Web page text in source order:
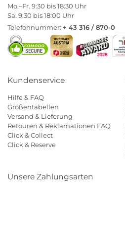
Mo.–Fr. 9:30 bis 18:30 Uhr
Sa. 9:30 bis 18:00 Uhr
Telefonnummer: + 43 316 / 870-0
Kundenservice
Hilfe & FAQ
Größentabellen
Versand & Lieferung
Retouren & Reklamationen FAQ
Click & Collect
Click & Reserve
Unsere Zahlungsarten